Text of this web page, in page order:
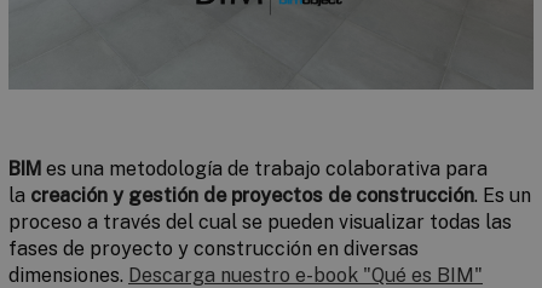
BIM es una metodología de trabajo colaborativa para
la creación y gestión de proyectos de construcción. Es un
proceso a través del cual se pueden visualizar todas las
fases de proyecto y construcción en diversas
dimensiones. Descarga nuestro e-book "Qué es BIM"